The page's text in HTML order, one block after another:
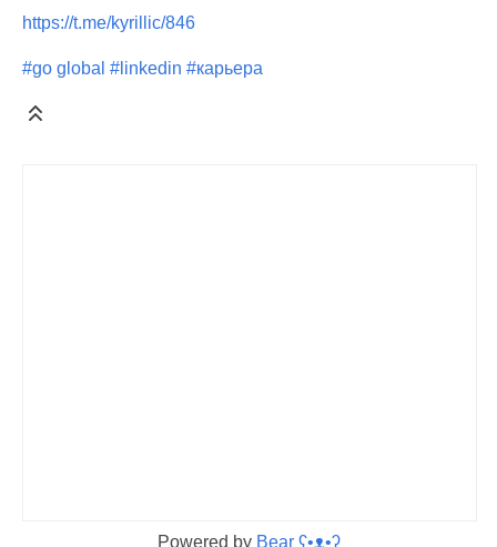
https://t.me/kyrillic/846
#go global #linkedin #карьера
Powered by Bear ʕ•ᴥ•ʔ